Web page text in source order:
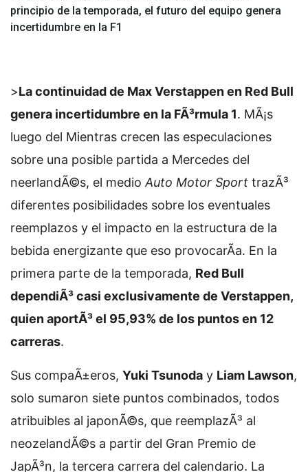
principio de la temporada, el futuro del equipo genera
incertidumbre en la F1
>La continuidad de Max Verstappen en Red Bull
genera incertidumbre en la FÃ³rmula 1. MÃ¡s
luego del Mientras crecen las especulaciones
sobre una posible partida a Mercedes del
neerlandÃ©s, el medio Auto Motor Sport trazÃ³
diferentes posibilidades sobre los eventuales
reemplazos y el impacto en la estructura de la
bebida energizante que eso provocarÃ­a. En la
primera parte de la temporada, Red Bull
dependiÃ³ casi exclusivamente de Verstappen,
quien aportÃ³ el 95,93% de los puntos en 12
carreras.
Sus compaÃ±eros, Yuki Tsunoda y Liam Lawson,
solo sumaron siete puntos combinados, todos
atribuibles al japonÃ©s, que reemplazÃ³ al
neozelandÃ©s a partir del Gran Premio de
JapÃ³n, la tercera carrera del calendario. La